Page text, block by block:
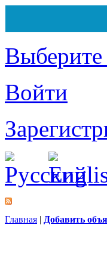
Войти
Главная | Добавить